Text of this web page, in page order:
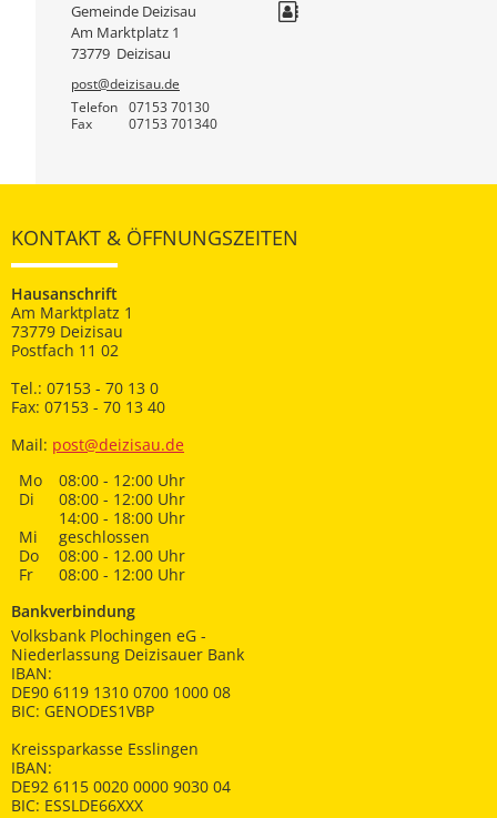
Gemeinde Deizisau
Am Marktplatz 1
73779 Deizisau
post@deizisau.de
Telefon
07153 70130
Fax 07153 701340
KONTAKT & ÖFFNUNGSZEITEN
Hausanschrift
Am Marktplatz 1
73779 Deizisau
Postfach 11 02
Tel.: 07153 - 70 13 0
Fax: 07153 - 70 13 40
Mail: post@deizisau.de
Mo
08:00 - 12:00 Uhr
Di
08:00 - 12:00 Uhr
14:00 - 18:00 Uhr
Mi
geschlossen
Do
08:00 - 12.00 Uhr
Fr
08:00 - 12:00 Uhr
Bankverbindung
Volksbank Plochingen eG -
Niederlassung Deizisauer Bank
IBAN:
DE90 6119 1310 0700 1000 08
BIC: GENODES1VBP
Kreissparkasse Esslingen
IBAN:
DE92 6115 0020 0000 9030 04
BIC: ESSLDE66XXX